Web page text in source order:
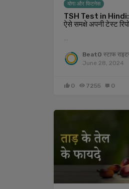
योगा और फिटनेस
TSH Test in Hindi:
ऐसे समक्षे अपनी टेस्‍ट
…
BeatO स्टाफ
June 28, 2024
0 7255 0